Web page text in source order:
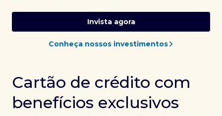
Invista agora
Conheça nossos investimentos
Cartão de crédito com
benefícios exclusivos